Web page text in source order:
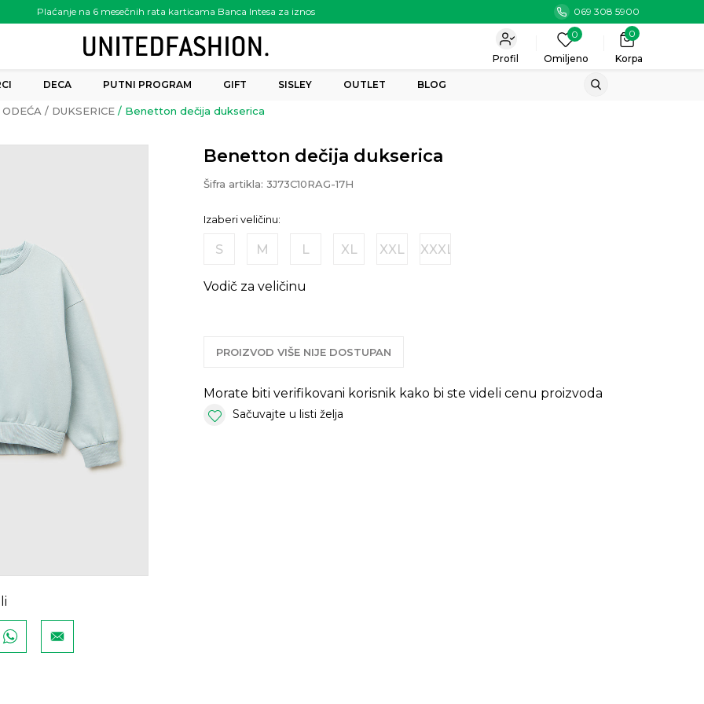
Plaćanje na 6 mesečnih rata karticama Banca Intesa za iznos
preko 6.000.00 rsd
069 308 5900
Korpa
0
0
Omiljeno
Profil
DECA PUTNI PROGRAM GIFT SISLEY OUTLET BLOG
ODEĆA DUKSERICE Benetton dečija dukserica
Benetton dečija dukserica
Šifra artikla: 3J73C10RAG-17H
Izaberi veličinu:
S M L XL XXL XXXL
Vodič za veličinu
PROIZVOD VIŠE NIJE DOSTUPAN
Morate biti verifikovani korisnik kako bi ste videli cenu proizvoda
Sačuvajte u listi želja